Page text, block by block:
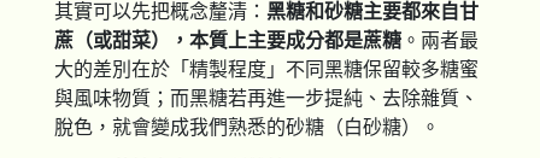
其實可以先把概念釐清： 黑糖和砂糖主要都來自甘
蔗（或甜菜），本質上主要成分都是蔗糖 。兩者最
大的差別在於「精製程度」不同黑糖保留較多糖蜜
與風味物質；而黑糖若再進一步提純、去除雜質、
脫色，就會變成我們熟悉的砂糖（白砂糖）。